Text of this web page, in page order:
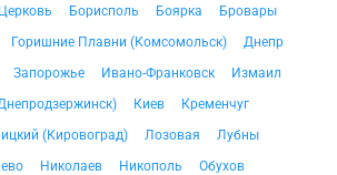
Борисполь Боярка
Бровары
Горишние Плавни (Комсомольск)
Днепр
Запорожье Ивано-Франковск
Измаил
Киев
Кременчуг
(Кировоград) Лозовая
Лубны
Николаев Никополь
Обухов